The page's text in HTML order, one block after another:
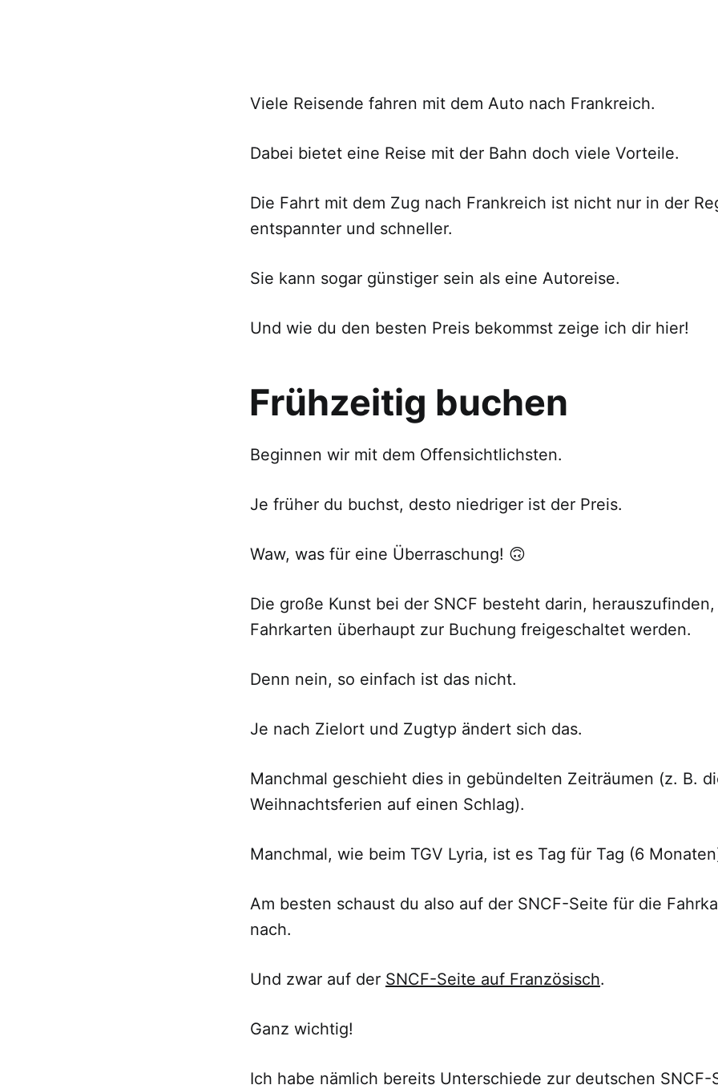
Viele Reisende fahren mit dem Auto nach Frankreich.
Dabei bietet eine Reise mit der Bahn doch viele Vorteile.
Die Fahrt mit dem Zug nach Frankreich ist nicht nur in der
entspannter und schneller.
Sie kann sogar günstiger sein als eine Autoreise.
Und wie du den besten Preis bekommst zeige ich dir hier!
Frühzeitig buchen
Beginnen wir mit dem Offensichtlichsten.
Je früher du buchst, desto niedriger ist der Preis.
Waw, was für eine Überraschung! 🙃
Die große Kunst bei der SNCF besteht darin,
Fahrkarten überhaupt zur Buchung freigeschaltet werden.
Denn nein, so einfach ist das nicht.
Je nach Zielort und Zugtyp ändert sich das.
Manchmal geschieht dies in gebündelten Zeiträumen (z. B.
Weihnachtsferien auf einen Schlag).
Manchmal, wie beim TGV Lyria, ist es Tag für Tag (6
Am besten schaust du also auf der SNCF-Seite für die
nach.
Und zwar auf der SNCF-Seite auf Französisch.
Ganz wichtig!
Ich habe nämlich bereits Unterschiede zur deutschen SNCF-